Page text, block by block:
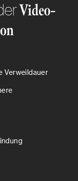
Video-
Verweildauer